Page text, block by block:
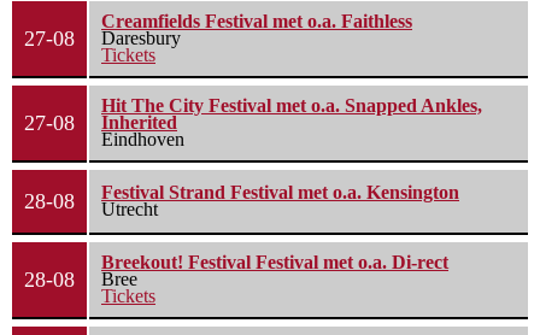
27-08
Creamfields Festival met o.a. Faithless
Daresbury
Tickets
27-08
Hit The City Festival met o.a. Snapped Ankles,
Inherited
Eindhoven
28-08
Festival Strand Festival met o.a. Kensington
Utrecht
28-08
Breekout! Festival Festival met o.a. Di-rect
Bree
Tickets